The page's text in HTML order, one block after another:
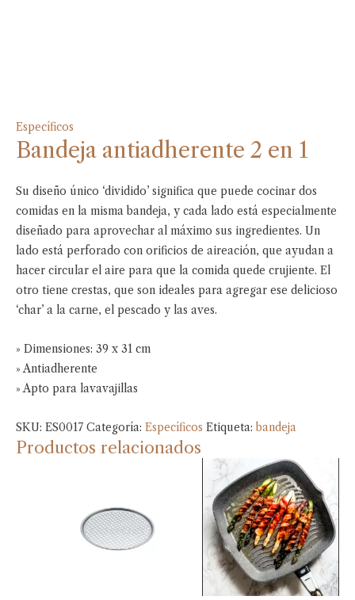
Específicos
Bandeja antiadherente 2 en 1
Su diseño único ‘dividido’ significa que puede cocinar dos
comidas en la misma bandeja, y cada lado está especialmente
diseñado para aprovechar al máximo sus ingredientes. Un
lado está perforado con orificios de aireación, que ayudan a
hacer circular el aire para que la comida quede crujiente. El
otro tiene crestas, que son ideales para agregar ese delicioso
‘char’ a la carne, el pescado y las aves.
» Dimensiones: 39 x 31 cm
» Antiadherente
» Apto para lavavajillas
SKU: ES0017 Categoría: Específicos Etiqueta: bandeja
Productos relacionados